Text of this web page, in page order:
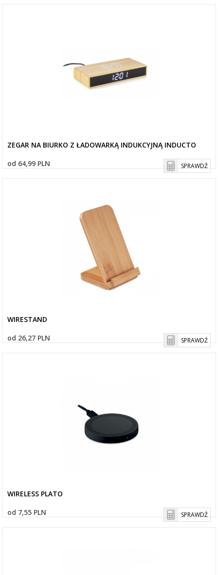
ZEGAR NA BIURKO Z ŁADOWARKĄ INDUKCYJNĄ INDUCTO
od 64,99 PLN
SPRAWDŹ
WIRESTAND
od 26,27 PLN
SPRAWDŹ
WIRELESS PLATO
od 7,55 PLN
SPRAWDŹ